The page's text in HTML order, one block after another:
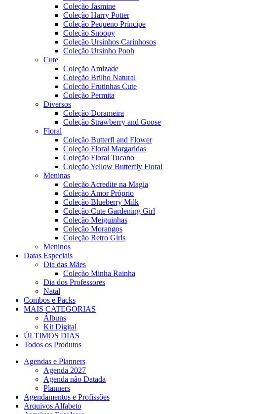
Coleção Jasmine
Coleção Harry Potter
Coleção Pequeno Príncipe
Coleção Snoopy
Coleção Ursinhos Carinhosos
Coleção Ursinho Pooh
Cute
Coleção Amizade
Coleção Brilho Natural
Coleção Frutinhas Cute
Coleção Permita
Diversos
Coleção Dorameira
Coleção Strawberry and Goose
Floral
Coleção Butterfl and Flower
Coleção Floral Margaridas
Coleção Floral Tucano
Coleção Yellow Butterfly Floral
Meninas
Coleção Acredite na Magia
Coleção Amor Próprio
Coleção Blueberry Milk
Coleção Cute Gardening Girl
Coleção Meiguinhas
Coleção Morangos
Coleção Retro Girls
Meninos
Datas Especiais
Dia das Mães
Coleção Minha Rainha
Dia dos Professores
Natal
Combos e Packs
MAIS CATEGORIAS
Álbuns
Kit Digital
ÚLTIMOS DIAS
Todos os Produtos
Agendas e Planners
Agenda 2027
Agenda não Datada
Planners
Agendamentos e Profissões
Arquivos Alfabeto